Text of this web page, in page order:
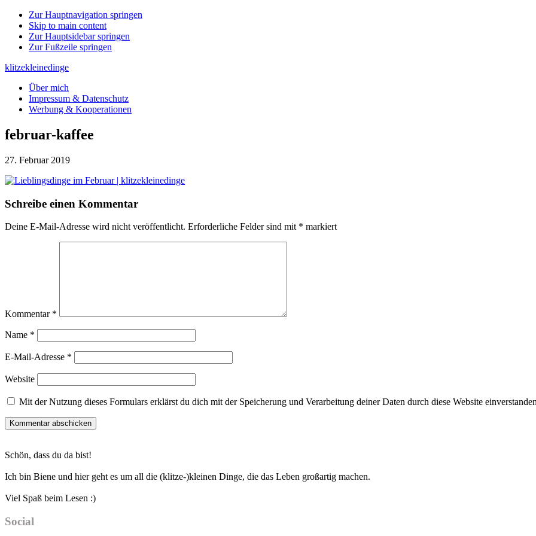
Zur Hauptnavigation springen
Skip to main content
Zur Hauptsidebar springen
Zur Fußzeile springen
klitzekleinedinge
Über mich
Impressum & Datenschutz
Werbung & Kooperationen
februar-kaffee
27. Februar 2019
Leser-
Schreibe einen Kommentar
Deine E-Mail-Adresse wird nicht veröffentlicht. Erforderliche Felder sind mit * markiert
Kommentar *
Name *
E-Mail-Adresse *
Website
Mit der Nutzung dieses Formulars erklärst du dich mit der Speicherung und Verarbeitung deiner Daten durch diese Website
Sidebar
Schön, dass du da bist!
Ich bin Biene und hier geht es um all die (klitze-)kleinen Dinge, die das Leben großartig machen.
Viel Spaß beim Lesen :)
Social